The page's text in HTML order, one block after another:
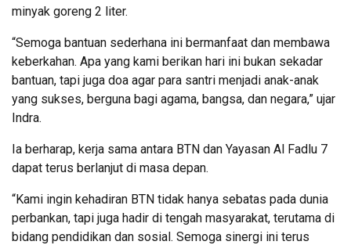
minyak goreng 2 liter.
“Semoga bantuan sederhana ini bermanfaat dan membawa
keberkahan. Apa yang kami berikan hari ini bukan sekadar
bantuan, tapi juga doa agar para santri menjadi anak-anak
yang sukses, berguna bagi agama, bangsa, dan negara,” ujar
Indra.
Ia berharap, kerja sama antara BTN dan Yayasan Al Fadlu 7
dapat terus berlanjut di masa depan.
“Kami ingin kehadiran BTN tidak hanya sebatas pada dunia
perbankan, tapi juga hadir di tengah masyarakat, terutama di
bidang pendidikan dan sosial. Semoga sinergi ini terus